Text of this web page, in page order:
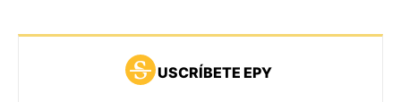
USCRÍBETE EPY